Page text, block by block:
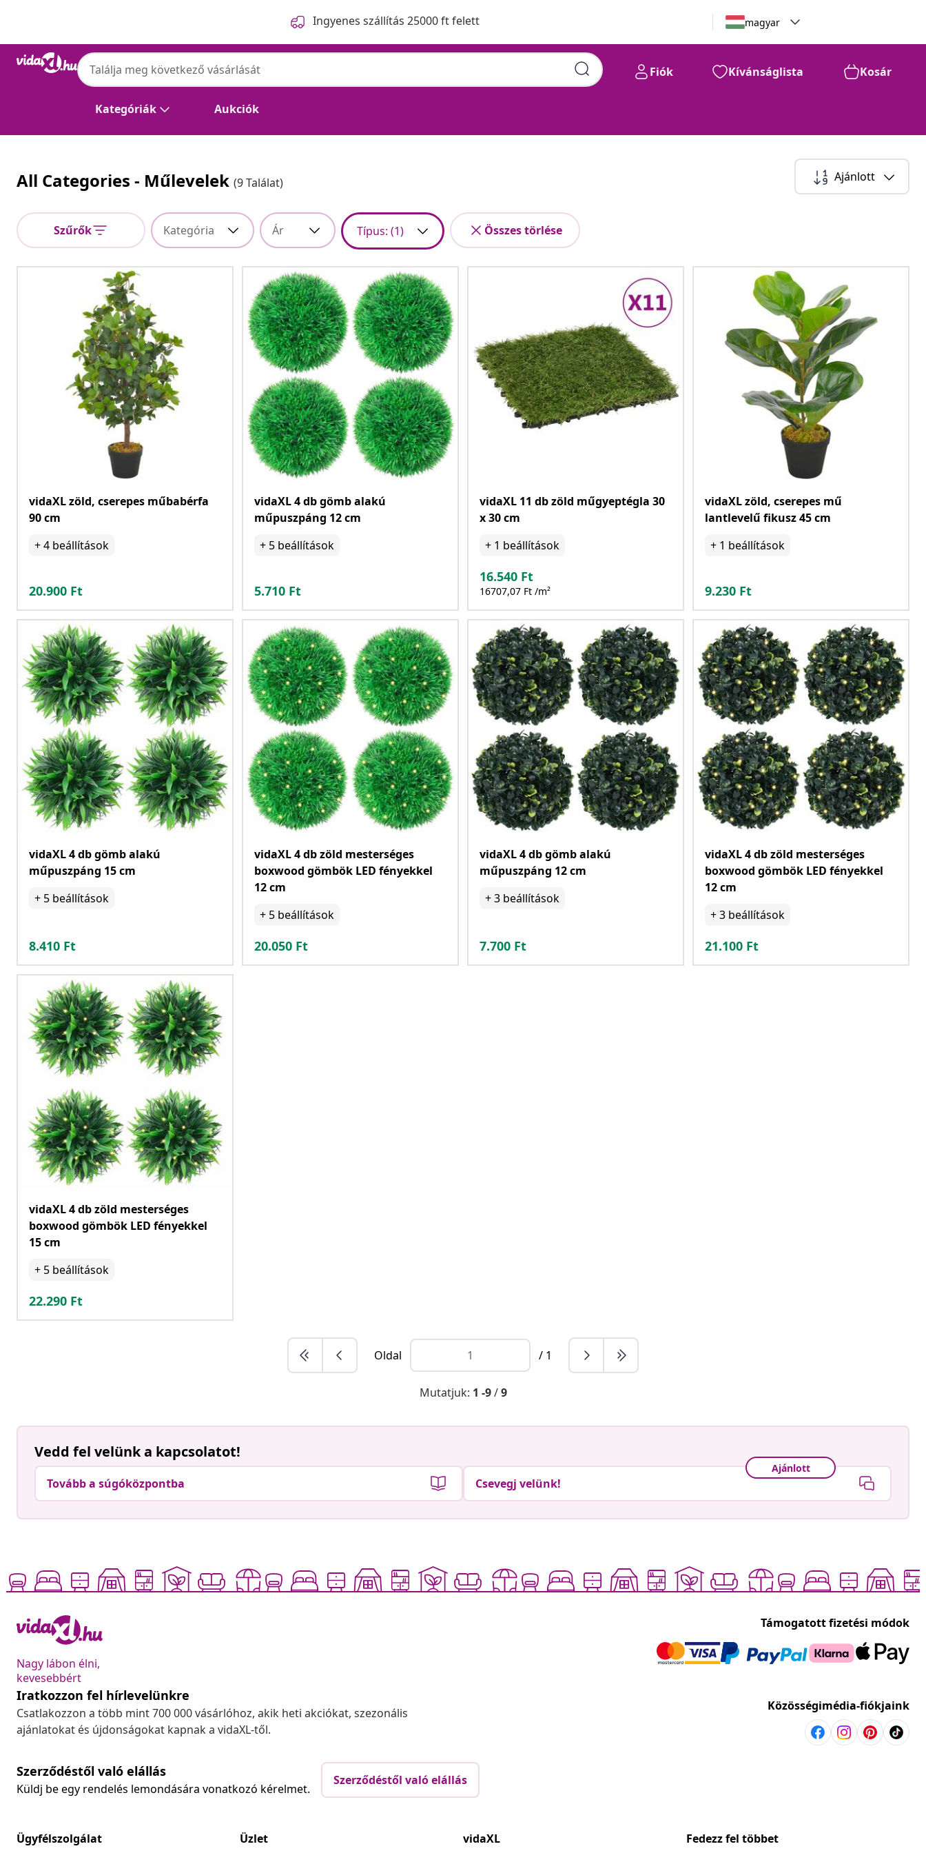
Ingyenes szállítás 25000 ft felett magyar
Kategóriák Aukciók
Fiók Kívánságlista Kosár
All Categories - Műlevelek (9 Találat) Ajánlott
Szűrők Kategória Ár Típus : (1) Összes törlése
vidaXL zöld, cserepes műbabérfa
90 cm
+4 beállítások
20.900 Ft
vidaXL 4 db gömb alakú
műpuszpáng 12 cm
+ 5 beállítások
5.710 Ft
vidaXL 11 db zöld műgyeptégla 30
x 30 cm
+ 1 beállítások
16.540 Ft
16707,07 Ft /m²
vidaXL zöld, cserepes mű
lantlevelű fikusz 45 cm
+ 1 beállítások
9.230 Ft
vidaXL 4 db gömb alakú
műpuszpáng 15 cm
+ 5 beállítások
8.410 Ft
vidaXL 4 db zöld mesterséges
boxwood gömbök LED fényekkel
12 cm
+ 5 beállítások
20.050 Ft
vidaXL 4 db gömb alakú
műpuszpáng 12 cm
+3 beállítások
7.700 Ft
vidaXL 4 db zöld mesterséges
boxwood gömbök LED fényekkel
12 cm
+3 beállítások
21.100 Ft
vidaXL 4 db zöld mesterséges
boxwood gömbök LED fényekkel
15 cm
+ 5 beállítások
22.290 Ft
Oldal / 1
Mutatjuk: 1 -9/9
Vedd fel velünk a kapcsolatot!
Tovább a súgóközpontba
Ajánlott
Csevegj velünk!
Nagy lábon élni,
kevesebbért
Támogatott fizetési módok
Iratkozzon fel hírlevelünkre
Csatlakozzon a több mint 700 000 vásárlóhoz, akik heti akciókat, szezonális
ajánlatokat és újdonságokat kapnak a vidaXL-től.
Közösségimédia-fiókjaink
Szerződéstől való elállás
Küldj be egy rendelés lemondására vonatkozó kérelmet.
Szerződéstől való elállás
Ügyfélszolgálat
Üzlet
vidaXL
Fedezz fel többet